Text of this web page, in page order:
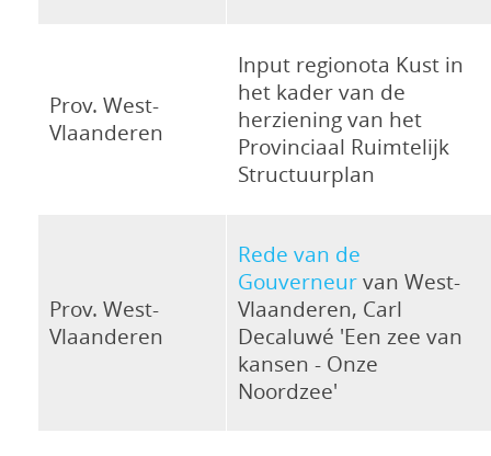
Prov. West-
Vlaanderen
Input regionota Kust in
het kader van de
herziening van het
Provinciaal Ruimtelijk
Structuurplan
Prov. West-
Vlaanderen
Rede van de
Gouverneurvan West-
Vlaanderen, Carl
Decaluwé 'Een zee van
kansen - Onze
Noordzee'